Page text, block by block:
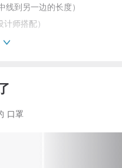
到另一边的长度）
师搭配）
个口罩套的大小未必一致，请
口罩